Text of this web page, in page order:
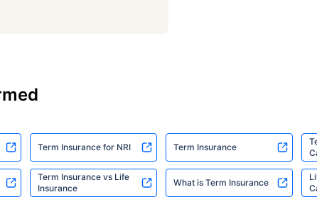
Term Insurance for NRI Term Insurance
Term Insurance vs Life
Insurance
What is Term Insurance